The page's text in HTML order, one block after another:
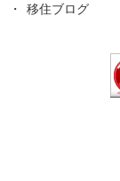
移住ブログ